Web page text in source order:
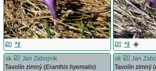
sk
Ján Zábojník
Tavolín zimný (Eranthis hyemalis)
sk
Ján
Tavolín zimný (